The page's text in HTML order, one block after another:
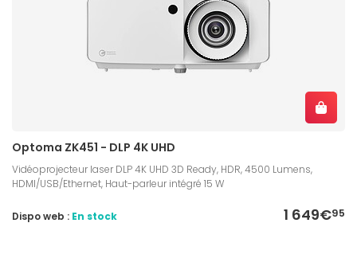
Optoma ZK451 - DLP 4K UHD
Vidéoprojecteur laser DLP 4K UHD 3D Ready, HDR, 4500 Lumens,
HDMI/USB/Ethernet, Haut-parleur intégré 15 W
1 649€95
Dispo web : En stock